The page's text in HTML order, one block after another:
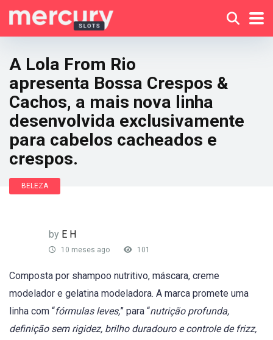
A Lola From Rio
apresenta Bossa Crespos &
Cachos, a mais nova linha
desenvolvida exclusivamente
para cabelos cacheados e
crespos.
BELEZA
by E H
10 meses ago 101
Composta por shampoo nutritivo, máscara, creme
modelador e gelatina modeladora. A marca promete uma
linha com “fórmulas leves,” para “nutrição profunda,
definição sem rigidez, brilho duradouro e controle de frizz,